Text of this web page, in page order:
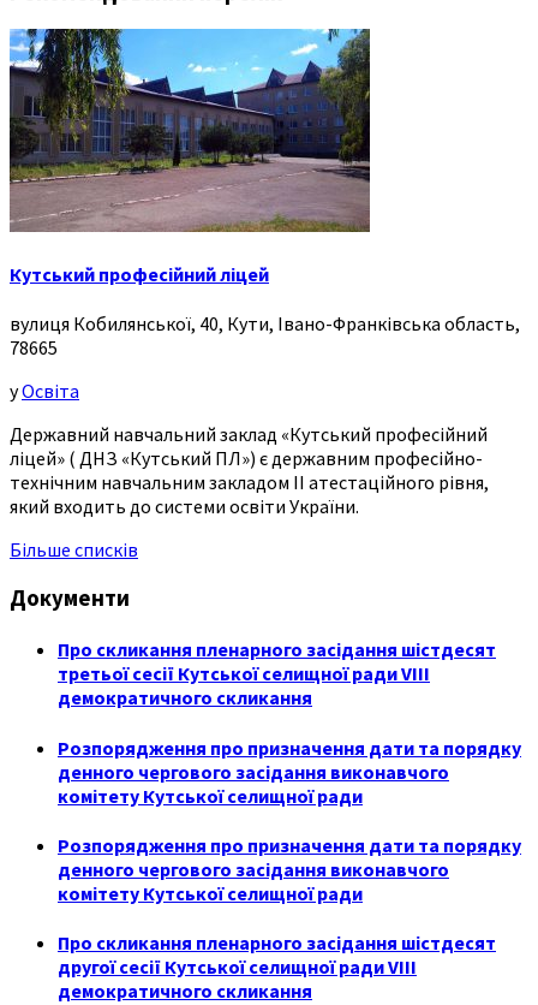
Кутський професійний ліцей
вулиця Кобилянської, 40, Кути, Івано-Франківська область,
78665
уОсвіта
Державний навчальний заклад «Кутський професійний
ліцей» ( ДНЗ «Кутський ПЛ») є державним професійно-
технічним навчальним закладом ІІ атестаційного рівня,
який входить до системи освіти України.
Більше списків
Документи
Про скликання пленарного засідання шістдесят
третьої сесії Кутської селищної ради VIII
демократичного скликання
Розпорядження про призначення дати та порядку
денного чергового засідання виконавчого
комітету Кутської селищної ради
Розпорядження про призначення дати та порядку
денного чергового засідання виконавчого
комітету Кутської селищної ради
Про скликання пленарного засідання шістдесят
другої сесії Кутської селищної ради VIII
демократичного скликання